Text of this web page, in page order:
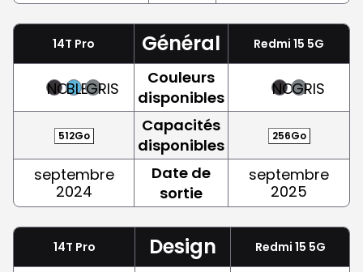
14T Pro Général Redmi 15 5G
NOIRBLEUGRIS
Couleurs
disponibles
NOIRGRIS
512Go
Capacités
disponibles
256Go
septembre
2024
Date de
sortie
septembre
2025
14T Pro Design Redmi 15 5G